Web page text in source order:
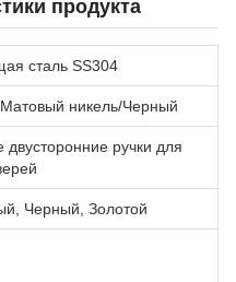
продукта
сталь SS304
никель/Черный
двусторонние ручки для
Черный, Золотой